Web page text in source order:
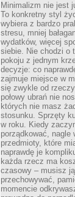
Minimalizm nie jest
To konkretny styl
wybiera z bardzo
stresu, mniej
wydatków, więcej
siebie. Nie chodzi o
pokoju z jednym
decyzje: co
zajmuje miejsce w
się zwykle od
połowy ubrań nie
których nie masz
stosunku. Sprzęty
w roku. Kiedy
porządkować, nagle
przedmioty, które
naprawdę je
każda rzecz ma
czasowy – musisz
przechowywać,
momencie